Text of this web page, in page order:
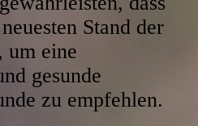
Stand der
um eine
gesunde
zu empfehlen.